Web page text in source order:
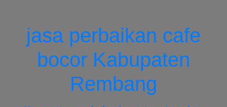
jasa perbaikan cafe
bocor Kabupaten
Rembang